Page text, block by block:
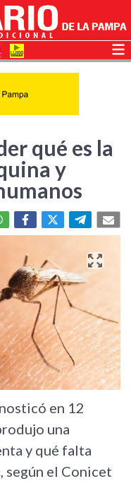
qué es la
y
en 12
una
y qué falta
según el Conicet